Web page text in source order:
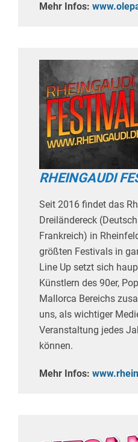
Mehr Infos:
RHEINGAUDI
Seit 2016 findet das
Dreiländereck
Frankreich) in
größten Festivals in
Line Up setzt sich
Künstlern des 90er,
Mallorca Bereichs
uns, als wichtiger
Veranstaltung jedes
können.
Mehr Infos: